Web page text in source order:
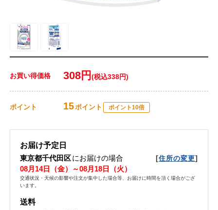
お買い得価格 308円 (税込338円)
ポイント 15ポイント ポイント10倍
お届け予定日
東京都千代田区にお届けの場合 [住所の変更]
08月14日（金）～08月18日（火）
交通状況・天候の影響や注文が集中した場合等、お届けに時間を頂く場合がござ
います。
送料